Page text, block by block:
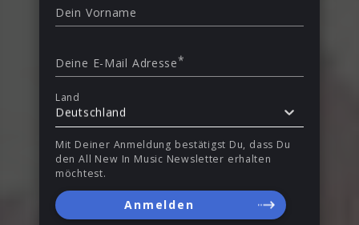
Dein Vorname
Deine E-Mail Adresse*
Land
Deutschland
Mit Deiner Anmeldung bestätigst Du, dass Du
den All New In Music Newsletter erhalten
möchtest.
Anmelden